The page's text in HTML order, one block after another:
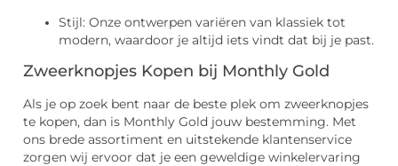
Stijl: Onze ontwerpen variëren van klassiek tot
modern, waardoor je altijd iets vindt dat bij je past.
Zweerknopjes Kopen bij Monthly Gold
Als je op zoek bent naar de beste plek om zweerknopjes
te kopen, dan is Monthly Gold jouw bestemming. Met
ons brede assortiment en uitstekende klantenservice
zorgen wij ervoor dat je een geweldige winkelervaring